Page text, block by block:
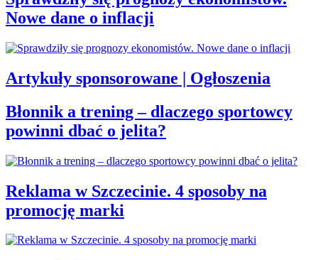
Nowe dane o inflacji
Artykuły sponsorowane | Ogłoszenia
Błonnik a trening – dlaczego sportowcy
powinni dbać o jelita?
Reklama w Szczecinie. 4 sposoby na
promocję marki